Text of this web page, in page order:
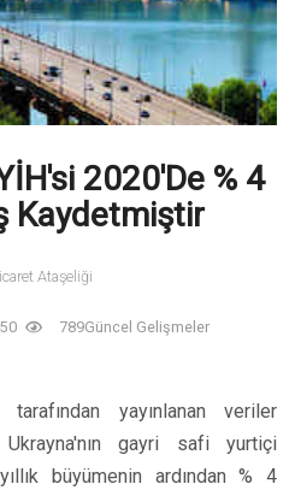
2020'de % 4
Kaydetmiştir
Ataşeliği
789Güncel Gelişmeler
yayınlanan veriler
Ukrayna'nın gayri safi yurtiçi
büyümenin ardından % 4